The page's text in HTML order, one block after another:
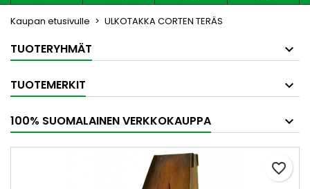
Kaupan etusivulle ULKOTAKKA CORTEN TERÄS
TUOTERYHMÄT
TUOTEMERKIT
100% SUOMALAINEN VERKKOKAUPPA
favorite_border